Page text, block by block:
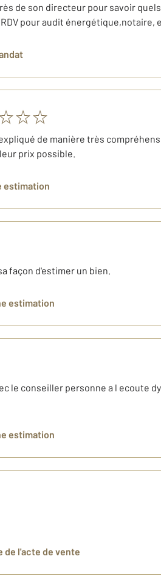
de son directeur pour savoir
pour audit énergétique,notaire,
de manière très
prix possible.
estimation
façon d'estimer un bien.
estimation
le conseiller personne a l ecoute
estimation
de l'acte de vente